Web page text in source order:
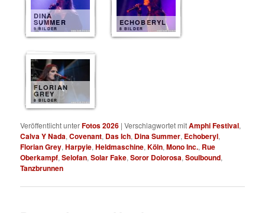
DINA
SUMMER
9 BILDER
ECHOBERYL
8 BILDER
FLORIAN
GREY
8 BILDER
Veröffentlicht unterFotos 2026 |Verschlagwortet mitAmphi Festival,
Calva Y Nada,Covenant, Das Ich, Dina Summer, Echoberyl,
Florian Grey,Harpyie,Heldmaschine,Köln,Mono Inc., Rue
Oberkampf,Selofan,Solar Fake,Soror Dolorosa,Soulbound,
Tanzbrunnen